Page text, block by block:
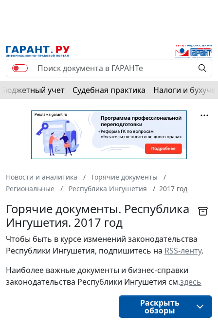
Бюджетный учет Судебная практика Налоги и
Новости и аналитика
Горячие документы
Региональные
Республика Ингушетия 2017 год
Горячие документы. Республика
Ингушетия. 2017 год
Чтобы быть в курсе изменений законодательства
Республики Ингушетия, подпишитесь на RSS-ленту.
Наиболее важные документы и бизнес-справки
законодательства Республики Ингушетия см.здесь
Раскрыть
обзоры